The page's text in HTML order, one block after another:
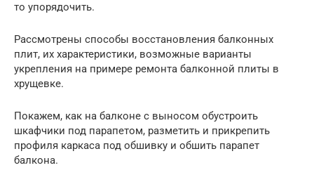
то упорядочить.
Рассмотрены способы восстановления балконных
плит, их характеристики, возможные варианты
укрепления на примере ремонта балконной плиты в
хрущевке.
Покажем, как на балконе с выносом обустроить
шкафчики под парапетом, разметить и прикрепить
профиля каркаса под обшивку и обшить парапет
балкона.